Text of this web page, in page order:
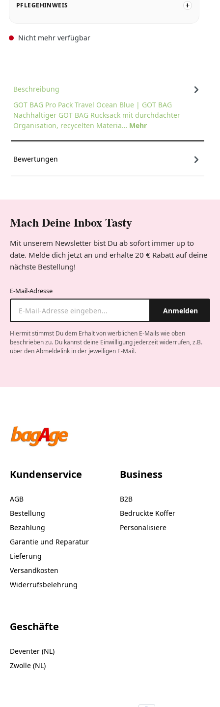
PFLEGEHINWEIS
Nicht mehr verfügbar
Beschreibung
GOT BAG Pro Pack Travel Ocean Blue | GOT BAG
Nachhaltiger GOT BAG Rucksack mit durchdachter
Organisation, recycelten Materia… Mehr
Bewertungen
Mach Deine Inbox Tasty
Mit unserem Newsletter bist Du ab sofort immer up to
date. Melde dich jetzt an und erhalte 20 € Rabatt auf deine
nächste Bestellung!
E-Mail-Adresse
Anmelden
Hiermit stimmst Du dem Erhalt von werblichen E-Mails wie oben
beschrieben zu. Du kannst deine Einwilligung jederzeit widerrufen, z.B.
über den Abmeldelink in der jeweiligen E-Mail.
Kundenservice
AGB
Bestellung
Bezahlung
Garantie und Reparatur
Lieferung
Versandkosten
Widerrufsbelehrung
Business
B2B
Bedruckte Koffer
Personalisiere
Geschäfte
Deventer (NL)
Zwolle (NL)